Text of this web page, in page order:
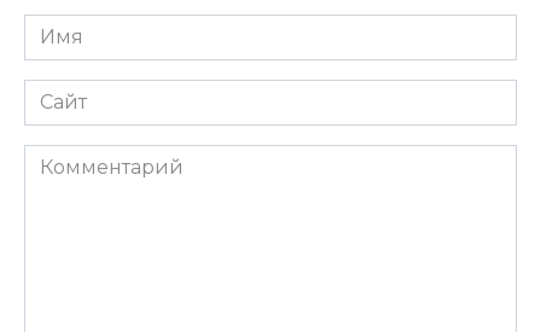
Имя
*
Сайт
Комментарий